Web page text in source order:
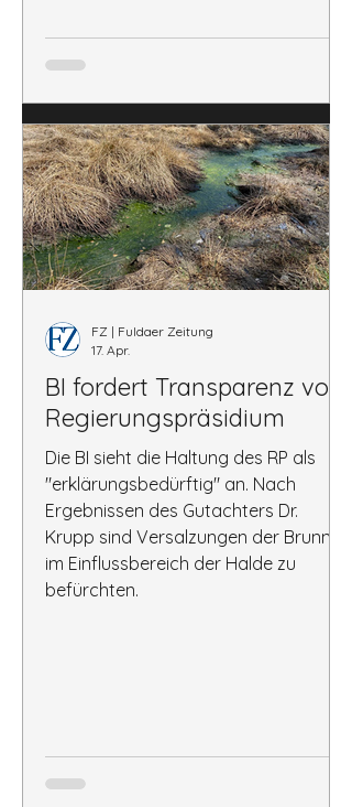
bildet, der in direkter Verbindung zum
Grundwasser steht. Der Austausch
Böden in der
BI fordert Transparenz vom
Regierungspräsidium
Die BI sieht die Haltung des RP als
"erklärungsbedürftig" an. Nach
Ergebnissen des Gutachters Dr.
Krupp sind Versalzungen der Brunnen
im Einflussbereich der Halde zu
befürchten.
FZ | Fuldaer Zeitung
17. Apr.